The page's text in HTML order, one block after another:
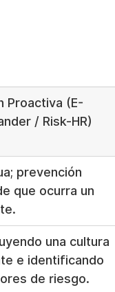
Proactiva (E-
/ Risk-HR)
prevención
que ocurra un
una cultura
e identificando
de riesgo.